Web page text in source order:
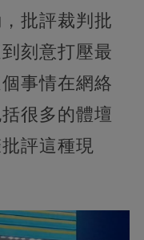
批評裁判批
刻意打壓最
事情在網絡
很多的體壇
評這種現